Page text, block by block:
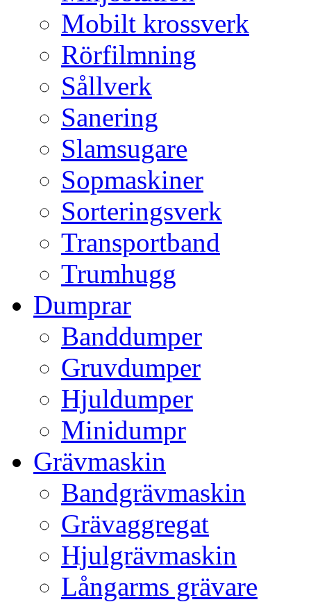
Mobilt krossverk
Rörfilmning
Sållverk
Sanering
Slamsugare
Sopmaskiner
Sorteringsverk
Transportband
Trumhugg
Dumprar
Banddumper
Gruvdumper
Hjuldumper
Minidumpr
Grävmaskin
Bandgrävmaskin
Grävaggregat
Hjulgrävmaskin
Långarms grävare